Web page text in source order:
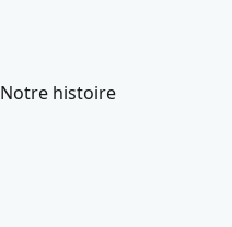
Notre histoire